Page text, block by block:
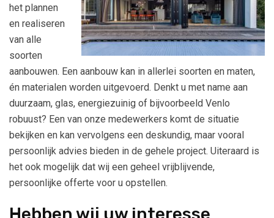
het plannen
en realiseren
van alle
soorten
aanbouwen. Een aanbouw kan in allerlei soorten en maten,
én materialen worden uitgevoerd. Denkt u met name aan
duurzaam, glas, energiezuinig of bijvoorbeeld Venlo
robuust? Een van onze medewerkers komt de situatie
bekijken en kan vervolgens een deskundig, maar vooral
persoonlijk advies bieden in de gehele project. Uiteraard is
het ook mogelijk dat wij een geheel vrijblijvende,
persoonlijke offerte voor u opstellen.